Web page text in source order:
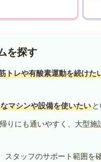
を探す
トレや有酸素運動を続けた
マシンや設備を使いたい
りにも通いやすく、大型
タッフのサポート範囲を